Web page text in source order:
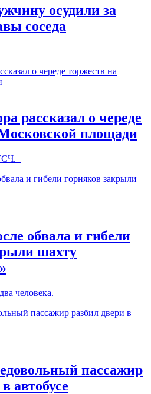
осудили за
соседа
рассказал о череде
площади
обвала и гибели
шахту
человека.
пассажир
автобусе